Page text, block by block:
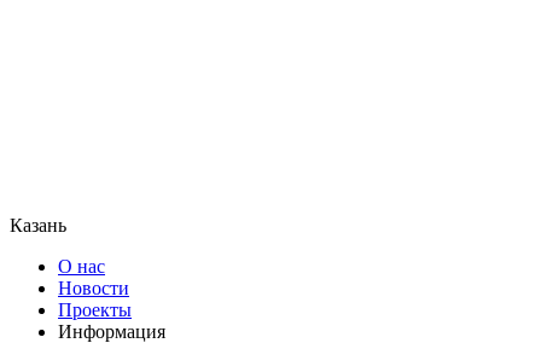
Казань
О нас
Новости
Проекты
Информация